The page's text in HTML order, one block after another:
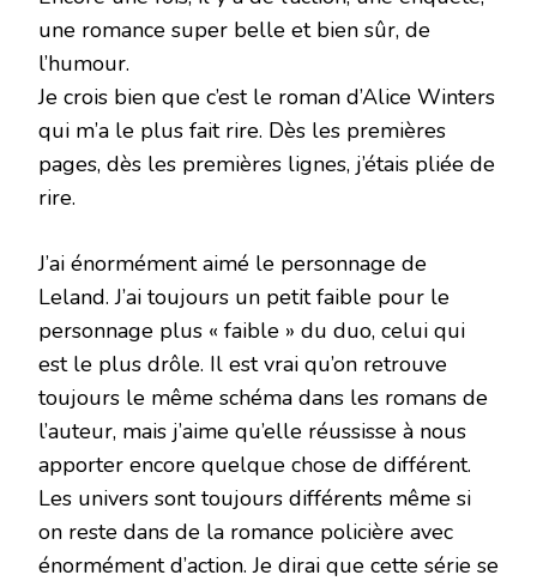
une romance super belle et bien sûr, de
l’humour.
Je crois bien que c’est le roman d’Alice Winters
qui m’a le plus fait rire. Dès les premières
pages, dès les premières lignes, j’étais pliée de
rire.
J’ai énormément aimé le personnage de
Leland. J’ai toujours un petit faible pour le
personnage plus « faible » du duo, celui qui
est le plus drôle. Il est vrai qu’on retrouve
toujours le même schéma dans les romans de
l’auteur, mais j’aime qu’elle réussisse à nous
apporter encore quelque chose de différent.
Les univers sont toujours différents même si
on reste dans de la romance policière avec
énormément d’action. Je dirai que cette série se